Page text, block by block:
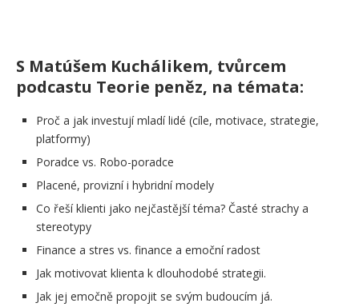
S Matúšem Kuchálikem, tvůrcem
podcastu Teorie peněz, na témata:
Proč a jak investují mladí lidé (cíle, motivace, strategie,
platformy)
Poradce vs. Robo-poradce
Placené, provizní i hybridní modely
Co řeší klienti jako nejčastější téma? Časté strachy a
stereotypy
Finance a stres vs. finance a emoční radost
Jak motivovat klienta k dlouhodobé strategii.
Jak jej emočně propojit se svým budoucím já.